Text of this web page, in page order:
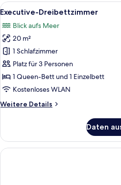
Alle
Fotos
für
Executive-
Dreibettzimmer
anzeigen
8
Executive-Dreibettzimmer
Blick aufs Meer
20 m²
1 Schlafzimmer
Platz für 3 Personen
1 Queen-Bett und 1 Einzelbett
Kostenloses WLAN
Weitere Details
Weitere
Dreibettzimmer
Daten